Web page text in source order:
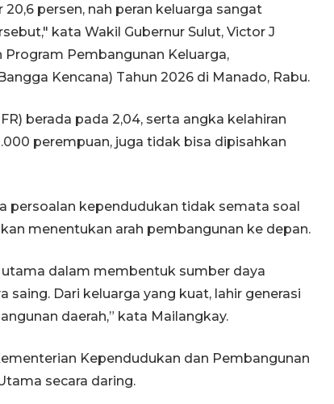
persen, nah peran keluarga sangat
kata Wakil Gubernur Sulut, Victor J
Pembangunan Keluarga,
Kencana) Tahun 2026 di Manado, Rabu.
berada pada 2,04, serta angka kelahiran
perempuan, juga tidak bisa dipisahkan
persoalan kependudukan tidak semata soal
menentukan arah pembangunan ke depan.
dalam membentuk sumber daya
Dari keluarga yang kuat, lahir generasi
daerah,” kata Mailangkay.
Kependudukan dan Pembangunan
secara daring.